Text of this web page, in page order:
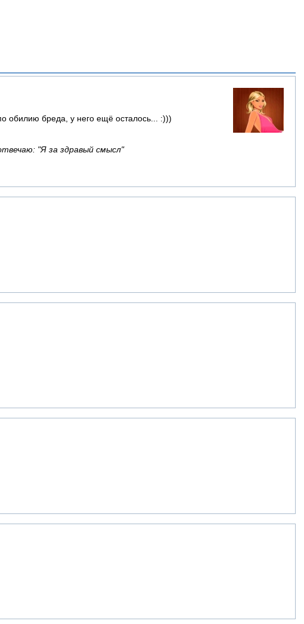
обилию бреда, у него ещё осталось... :)))
"Я за здравый смысл"